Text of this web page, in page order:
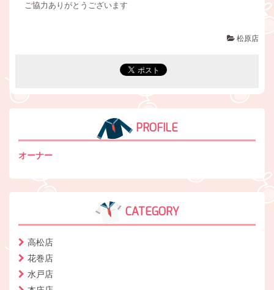
ご協力ありがとうございます
松原店
PROFILE
オーナー
CATEGORY
高松店
花巻店
水戸店